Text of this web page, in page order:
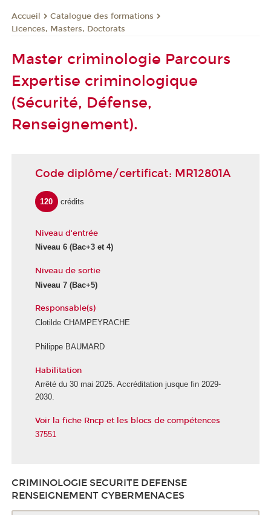
Accueil
Catalogue des formations
Licences, Masters, Doctorats
Master criminologie Parcours
Expertise criminologique
(Sécurité, Défense,
Renseignement).
Code diplôme/certificat: MR12801A
120 crédits
Niveau d'entrée
Niveau 6 (Bac+3 et 4)
Niveau de sortie
Niveau 7 (Bac+5)
Responsable(s)
Clotilde CHAMPEYRACHE
Philippe BAUMARD
Habilitation
Arrêté du 30 mai 2025. Accréditation jusque fin 2029-
2030.
Voir la fiche Rncp et les blocs de compétences
37551
CRIMINOLOGIE SECURITE DEFENSE
RENSEIGNEMENT CYBERMENACES